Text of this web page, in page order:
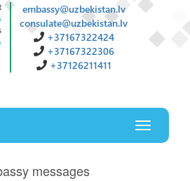
embassy@uzbekistan.lv
consulate@uzbekistan.lv
+37167322424
+37167322306
+37126211411
Toggle
messages